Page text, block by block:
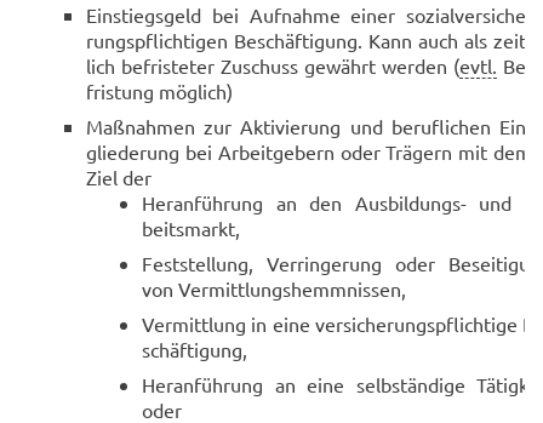
Ein­stiegs­geld bei Auf­nah­me einer so­zi­al­ver­si­che­
rungs­pflich­ti­gen Be­schäf­ti­gung. Kann auch als zeit­
lich be­fris­te­ter Zu­schuss ge­währt wer­den (evtl. Be­
fris­tung mög­lich)
Maß­nah­men zur Ak­ti­vie­rung und be­ruf­li­chen Ein­
glie­de­rung bei Ar­beit­ge­bern oder Trä­gern mit dem
Ziel der
Her­an­füh­rung an den Ausbildungs-​ und
beits­markt,
Fest­stel­lung, Ver­rin­ge­rung oder
von Ver­mitt­lungs­hemm­nis­sen,
Ver­mitt­lung in eine ver­si­che­rungs­pflich­ti­ge
schäf­ti­gung,
Her­an­füh­rung an eine selb­stän­di­ge
oder